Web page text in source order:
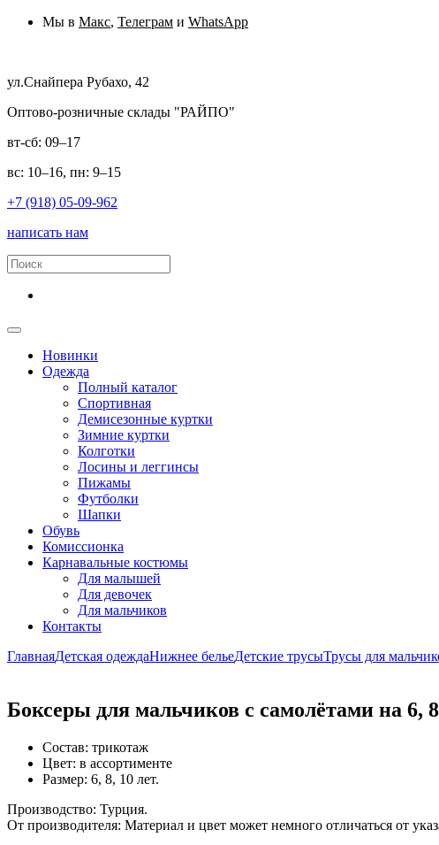
Мы в Макс, Телеграм и WhatsApp
ул.Снайпера Рубахо, 42
Оптово-розничные склады "РАЙПО"
вт-сб: 09–17
вс: 10–16, пн: 9–15
+7 (918) 05-09-962
написать нам
Новинки
Одежда
Полный каталог
Спортивная
Демисезонные куртки
Зимние куртки
Колготки
Лосины и леггинсы
Пижамы
Футболки
Шапки
Обувь
Комиссионка
Карнавальные костюмы
Для малышей
Для девочек
Для мальчиков
Контакты
ГлавнаяДетская одеждаНижнее бельеДетские трусыТрусы для
Боксеры для мальчиков с самолётами на 6,
Состав: трикотаж
Цвет: в ассортименте
Размер: 6, 8, 10 лет.
Производство: Турция.
От производителя: Материал и цвет может немного отличаться от